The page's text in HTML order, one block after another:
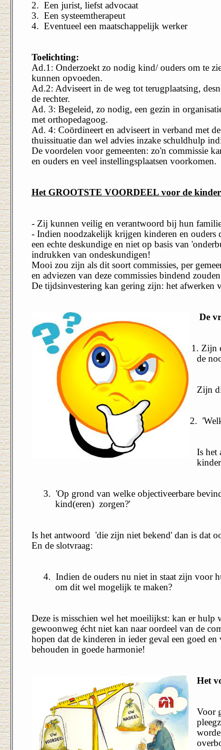
2. Een jurist, liefst advocaat
3. Een systeemtherapeut
4. Eventueel een maatschappelijk werker
Toelichting:
Ad.1: Onderzoekt zo nodig kind/ ouders om te
kunnen opvoeden.
Ad.2: Adviseert in de weg tot terugplaatsing,
de rechter.
Ad. 3: Begeleid, zo nodig, een gezin in
met orthopedagoog.
Ad. 4: Coördineert en adviseert in verband met
thuissituatie dan wel advies inzake schuldhulp
De voordelen voor gemeenten: zo'n commissie
en ouders en veel instellingsplaatsen voorkomen.
Het GROOTSTE VOORDEEL voor de
- Zij kunnen veilig en verantwoord bij hun
- Indien noodzakelijk krijgen kinderen en ouders
een echte deskundige en niet op basis van
indrukken van ondeskundigen!
Mooi zou zijn als dit soort commissies, per
en adviezen van deze commissies bindend
De tijdsinvestering kan gering zijn: het afwerken
De
1. Zijn
de
Zijn
2.
Is het
3. 'Op grond van welke objectiveerbare
kind(eren) zorgen?'
Is het antwoord 'die zijn niet bekend' dan is dat
En de slotvraag:
4. Indien de ouders nu niet in staat zijn voor
om dit wel mogelijk te maken?
Deze is misschien wel het moeilijkst: kan er
gewoonweg écht niet kan naar oordeel van de
hopen dat de kinderen in ieder geval een goed
behouden in goede harmonie!
Het
Voor